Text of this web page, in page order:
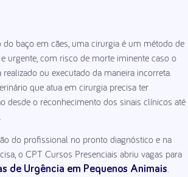
do baço em cães, uma cirurgia é um método de
urgente, com risco de morte iminente caso o
ou executado da maneira incorreta.
que atua em cirurgia precisa ter
desde o reconhecimento dos sinais clínicos até
do profissional no pronto diagnóstico e na
o CPT Cursos Presenciais abriu vagas para
de Urgência em Pequenos Animais.